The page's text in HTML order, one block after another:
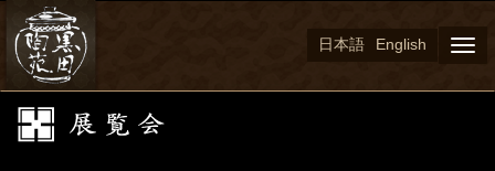
日本語 English